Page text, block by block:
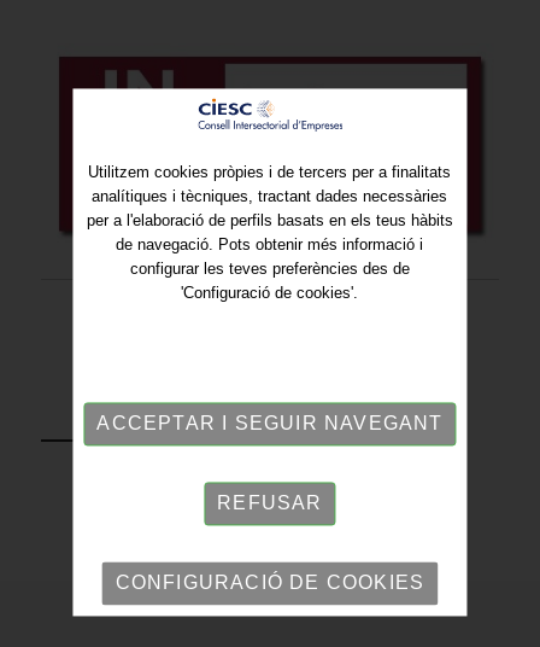
TORNAR
Utilitzem cookies pròpies i de tercers per a finalitats
analítiques i tècniques, tractant dades necessàries
per a l'elaboració de perfils basats en els teus hàbits
de navegació. Pots obtenir més informació i
configurar les teves preferències des de
'Configuració de cookies'.
ACCEPTAR I SEGUIR NAVEGANT
REFUSAR
CONFIGURACIÓ DE COOKIES